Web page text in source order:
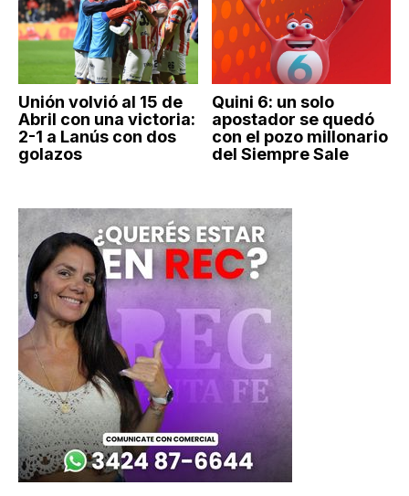
Unión volvió al 15 de
Abril con una victoria:
2-1 a Lanús con dos
golazos
Quini 6: un solo
apostador se quedó
con el pozo millonario
del Siempre Sale